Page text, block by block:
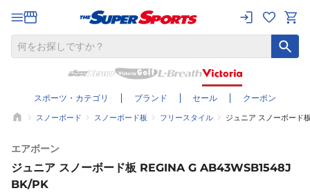
スポーツ・カテゴリ ブランド セール クーポン
スノーボード スノーボード板 フリースタイル ジュニア スノーボー
エアボーン
ジュニア スノーボード板 REGINA G AB43WSB1548J
BK/PK